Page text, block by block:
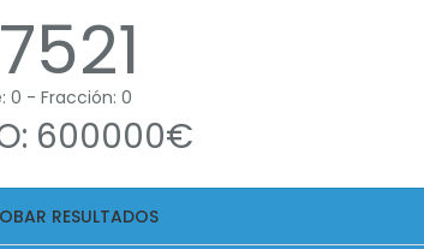
0 - Fracción: 0
600000€
RESULTADOS